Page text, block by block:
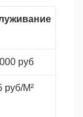
руб
руб/М²